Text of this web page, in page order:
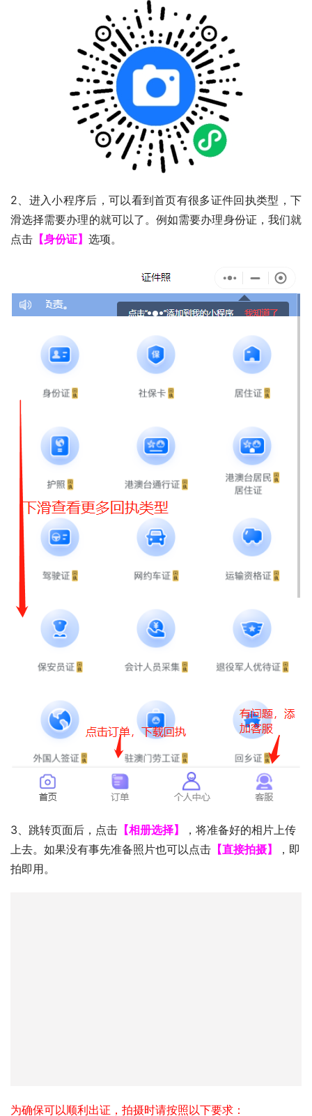
2、进入小程序后，可以看到首页有很多证件回执类型，下
滑选择需要办理的就可以了。例如需要办理身份证，我们就
点击 【身份证】 选项。
3、跳转页面后，点击 【相册选择】
，将准备好的相片上传
上去。如果没有事先准备照片也可以点击 【直接拍摄】
，即
拍即用。
为确保可以顺利出证，拍摄时请按照以下要求：